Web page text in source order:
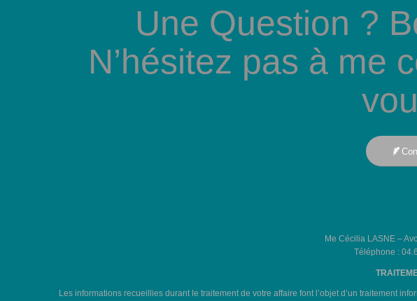
Une Question ?
N’hésitez pas à me
Me Cécilia LASNE –
Téléphone :
Les informations recueillies durant le traitement de votre affaire font l’objet d’un traitement